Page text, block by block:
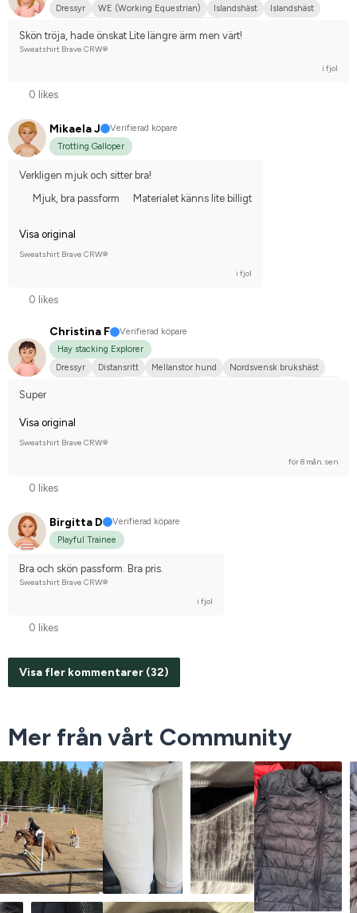
Dressyr WE (Working Equestrian) Islandshäst
Islandshäst
Skön tröja, hade önskat Lite längre ärm men värt!
Sweatshirt Brave CRW®
i fjol
0 likes
Mikaela J
Verifierad köpare
Trotting Galloper
Verkligen mjuk och sitter bra!
Mjuk, bra passform
Materialet känns lite billigt
Visa original
Sweatshirt Brave CRW®
i fjol
0 likes
Christina F
Verifierad köpare
Hay stacking Explorer
Dressyr
Distansritt Mellanstor hund
Nordsvensk brukshäst
Super
Visa original
Sweatshirt Brave CRW®
för 8 mån. sen
0 likes
Birgitta D
Verifierad köpare
Playful Trainee
Bra och skön passform. Bra pris.
Sweatshirt Brave CRW®
i fjol
0 likes
Visa fler kommentarer (32)
Mer från vårt Community